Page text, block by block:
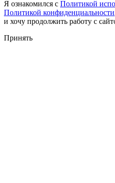
Я ознакомился с Политикой
Политикой конфиденциальности
и хочу продолжить работу с
Принять